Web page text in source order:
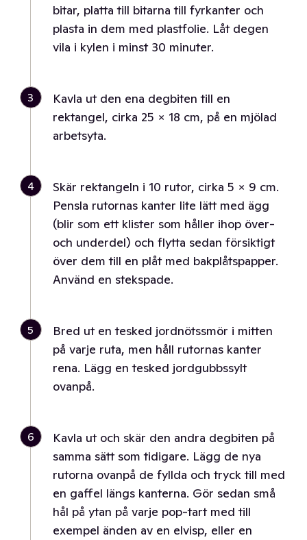
bitar, platta till bitarna till fyrkanter och
plasta in dem med plastfolie. Låt degen
vila i kylen i minst 30 minuter.
3
Kavla ut den ena degbiten till en
rektangel, cirka 25 × 18 cm, på en mjölad
arbetsyta.
4
Skär rektangeln i 10 rutor, cirka 5 × 9 cm.
Pensla rutornas kanter lite lätt med ägg
(blir som ett klister som håller ihop över-
och underdel) och flytta sedan försiktigt
över dem till en plåt med bakplåtspapper.
Använd en stekspade.
5
Bred ut en tesked jordnötssmör i mitten
på varje ruta, men håll rutornas kanter
rena. Lägg en tesked jordgubbssylt
ovanpå.
6
Kavla ut och skär den andra degbiten på
samma sätt som tidigare. Lägg de nya
rutorna ovanpå de fyllda och tryck till med
en gaffel längs kanterna. Gör sedan små
hål på ytan på varje pop-tart med till
exempel änden av en elvisp, eller en